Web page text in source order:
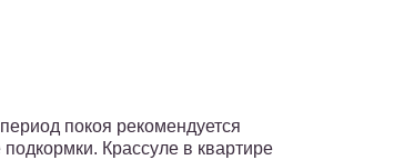
покоя рекомендуется
Крассуле в квартире